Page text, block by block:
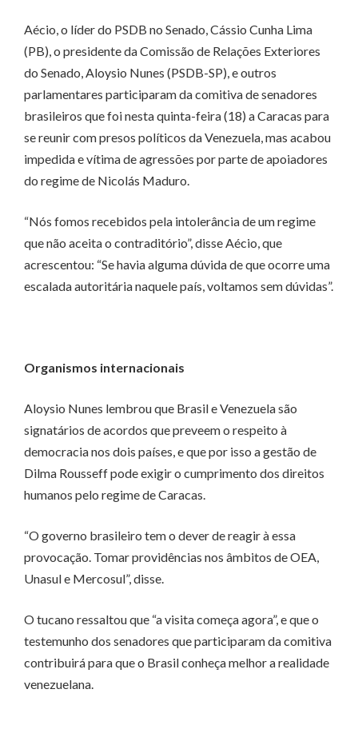
Aécio, o líder do PSDB no Senado, Cássio Cunha Lima
(PB), o presidente da Comissão de Relações Exteriores
do Senado, Aloysio Nunes (PSDB-SP), e outros
parlamentares participaram da comitiva de senadores
brasileiros que foi nesta quinta-feira (18) a Caracas para
se reunir com presos políticos da Venezuela, mas acabou
impedida e vítima de agressões por parte de apoiadores
do regime de Nicolás Maduro.
“Nós fomos recebidos pela intolerância de um regime
que não aceita o contraditório”, disse Aécio, que
acrescentou: “Se havia alguma dúvida de que ocorre uma
escalada autoritária naquele país, voltamos sem dúvidas”.
Organismos internacionais
Aloysio Nunes lembrou que Brasil e Venezuela são
signatários de acordos que preveem o respeito à
democracia nos dois países, e que por isso a gestão de
Dilma Rousseff pode exigir o cumprimento dos direitos
humanos pelo regime de Caracas.
“O governo brasileiro tem o dever de reagir à essa
provocação. Tomar providências nos âmbitos de OEA,
Unasul e Mercosul”, disse.
O tucano ressaltou que “a visita começa agora”, e que o
testemunho dos senadores que participaram da comitiva
contribuirá para que o Brasil conheça melhor a realidade
venezuelana.